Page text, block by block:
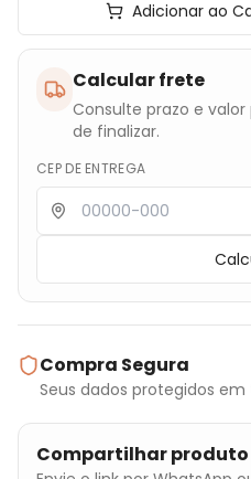
Adicionar ao
Calcular frete
Consulte prazo e
de finalizar.
CEP DE ENTREGA
Compra Segura
Seus dados protegidos
Compartilhar produto